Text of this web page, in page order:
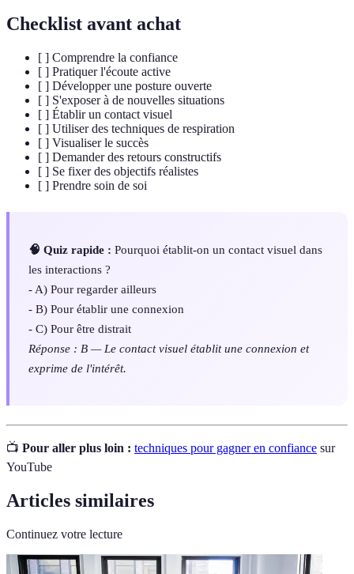
Checklist avant achat
[ ] Comprendre la confiance
[ ] Pratiquer l'écoute active
[ ] Développer une posture ouverte
[ ] S'exposer à de nouvelles situations
[ ] Établir un contact visuel
[ ] Utiliser des techniques de respiration
[ ] Visualiser le succès
[ ] Demander des retours constructifs
[ ] Se fixer des objectifs réalistes
[ ] Prendre soin de soi
🧠 Quiz rapide : Pourquoi établit-on un contact visuel dans
les interactions ?
- A) Pour regarder ailleurs
- B) Pour établir une connexion
- C) Pour être distrait
Réponse : B — Le contact visuel établit une connexion et
exprime de l'intérêt.
📺 Pour aller plus loin : techniques pour gagner en confiance sur
YouTube
Articles similaires
Continuez votre lecture